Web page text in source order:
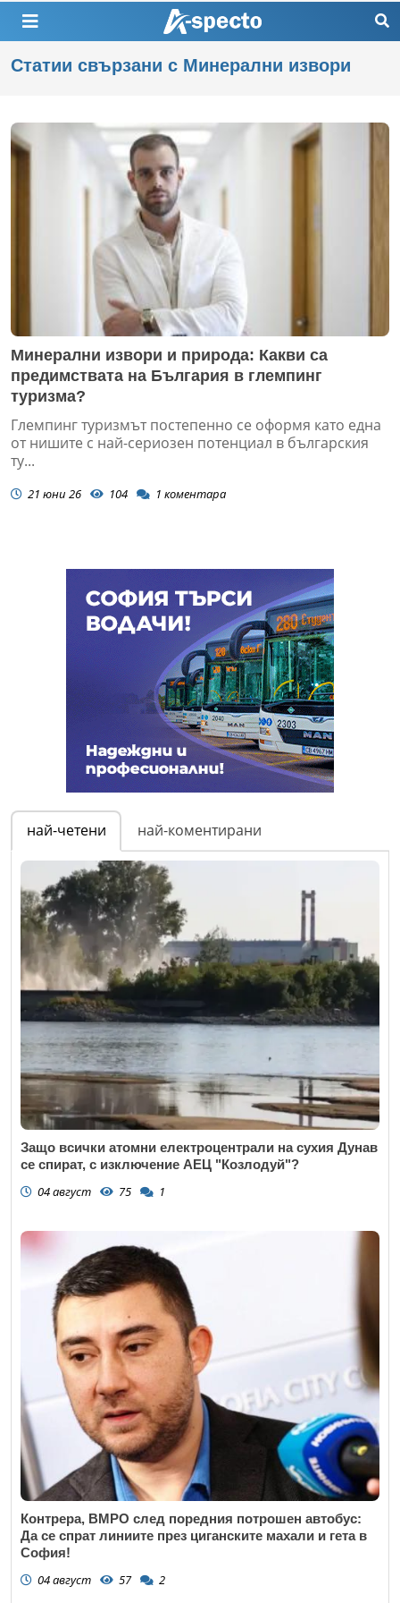
Статии свързани с Минерални извори
Минерални извори и природа: Какви са
предимствата на България в глемпинг
туризма?
Глемпинг туризмът постепенно се оформя като една
от нишите с най-сериозен потенциал в българския
ту...
21 юни 26 104 1 коментара
най-четени най-коментирани
Защо всички атомни електроцентрали на сухия Дунав
се спират, с изключение АЕЦ "Козлодуй"?
04 август 75 1
Контрера, ВМРО след поредния потрошен автобус:
Да се спрат линиите през циганските махали и гета в
София!
04 август 57 2